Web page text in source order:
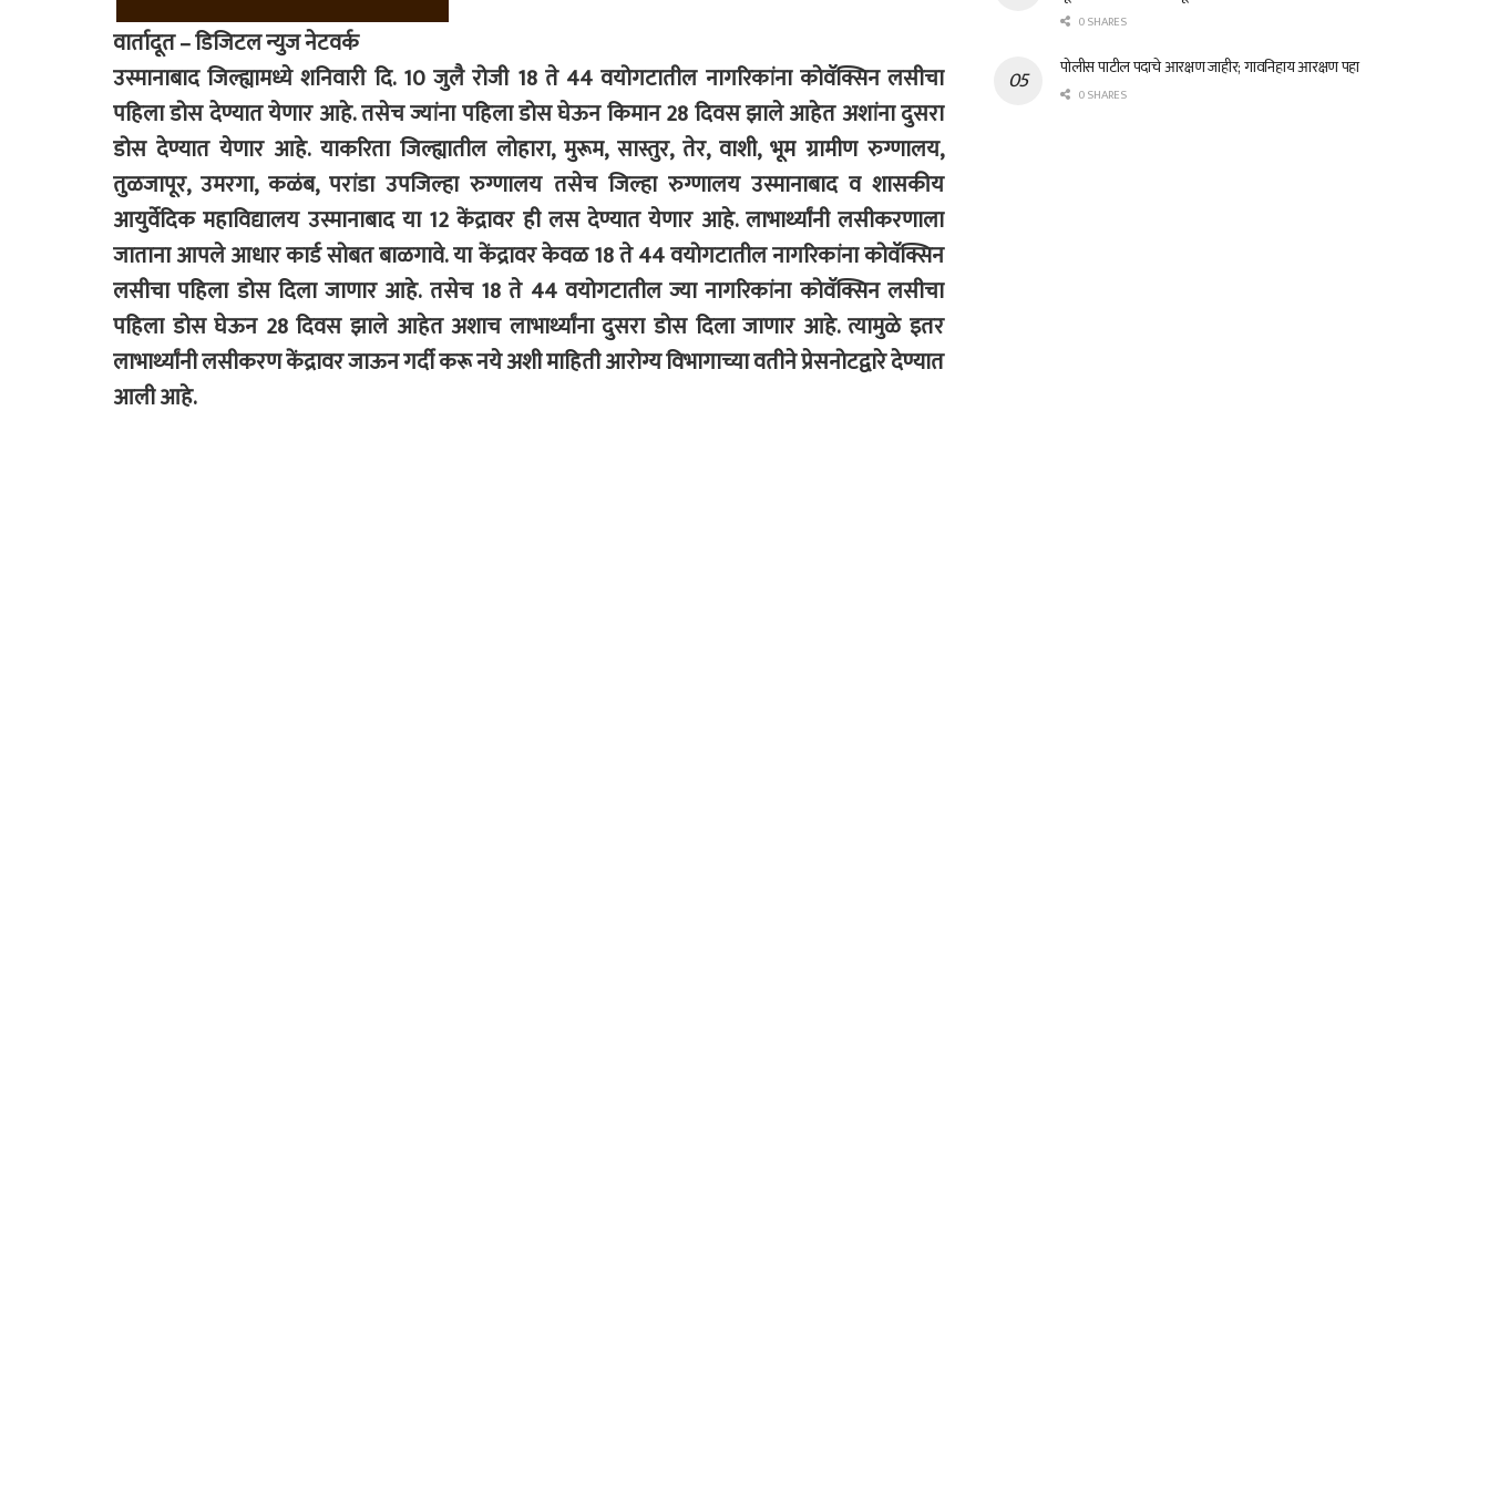
वार्तादूत – डिजिटल न्युज नेटवर्क
उस्मानाबाद जिल्ह्यामध्ये शनिवारी दि. 10 जुलै रोजी 18 ते 44 वयोगटातील नागरिकांना कोवॅक्सिन लसीचा
पहिला डोस देण्यात येणार आहे. तसेच ज्यांना पहिला डोस घेऊन किमान 28 दिवस झाले आहेत अशांना दुसरा
डोस देण्यात येणार आहे. याकरिता जिल्ह्यातील लोहारा, मुरूम, सास्तुर, तेर, वाशी, भूम ग्रामीण रुग्णालय,
तुळजापूर, उमरगा, कळंब, परांडा उपजिल्हा रुग्णालय तसेच जिल्हा रुग्णालय उस्मानाबाद व शासकीय
आयुर्वेदिक महाविद्यालय उस्मानाबाद या 12 केंद्रावर ही लस देण्यात येणार आहे. लाभार्थ्यांनी लसीकरणाला
जाताना आपले आधार कार्ड सोबत बाळगावे. या केंद्रावर केवळ 18 ते 44 वयोगटातील नागरिकांना कोवॅक्सिन
लसीचा पहिला डोस दिला जाणार आहे. तसेच 18 ते 44 वयोगटातील ज्या नागरिकांना कोवॅक्सिन लसीचा
पहिला डोस घेऊन 28 दिवस झाले आहेत अशाच लाभार्थ्यांना दुसरा डोस दिला जाणार आहे. त्यामुळे इतर
लाभार्थ्यांनी लसीकरण केंद्रावर जाऊन गर्दी करू नये अशी माहिती आरोग्य विभागाच्या वतीने प्रेसनोटद्वारे देण्यात
आली आहे.
0 SHARES
पोलीस पाटील पदाचे आरक्षण जाहीर; गावनिहाय आरक्षण पहा
0 SHARES